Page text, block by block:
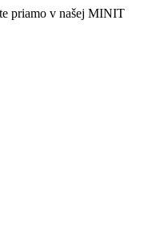
priamo v našej MINIT